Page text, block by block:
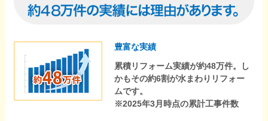
豊富な実績
累積リフォーム実績が約48万件。し
かもその約6割が水まわりリフォー
ムです。
※2025年3月時点の累計工事件数